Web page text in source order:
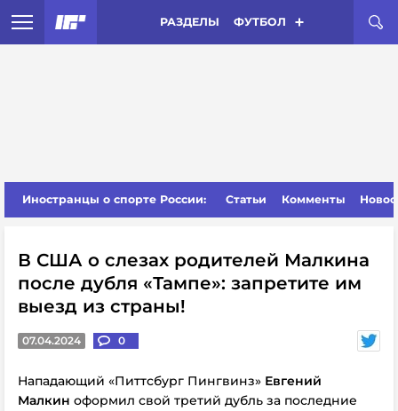
РАЗДЕЛЫ ФУТБОЛ
Иностранцы о спорте России: Статьи Комменты
В США о слезах родителей Малкина
после дубля «Тампе»: запретите им
выезд из страны!
07.04.2024 0
Нападающий «Питтсбург Пингвинз» Евгений
Малкин оформил свой третий дубль за последние